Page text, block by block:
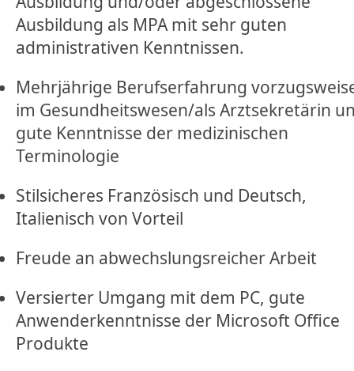
Ausbildung als MPA mit sehr guten
administrativen Kenntnissen.
Mehrjährige Berufserfahrung
im Gesundheitswesen/als Arztsekretärin
gute Kenntnisse der medizinischen
Terminologie
Stilsicheres Französisch und Deutsch,
Italienisch von Vorteil
Freude an abwechslungsreicher Arbeit
Versierter Umgang mit dem PC, gute
Anwenderkenntnisse der Microsoft Office
Produkte